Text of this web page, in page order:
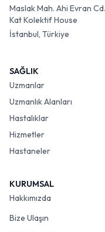
Maslak Mah. Ahi Evran
Kat Kolektif House
İstanbul, Türkiye
SAĞLIK
Uzmanlar
Uzmanlık Alanları
Hastalıklar
Hizmetler
Hastaneler
KURUMSAL
Hakkımızda
Bize Ulaşın